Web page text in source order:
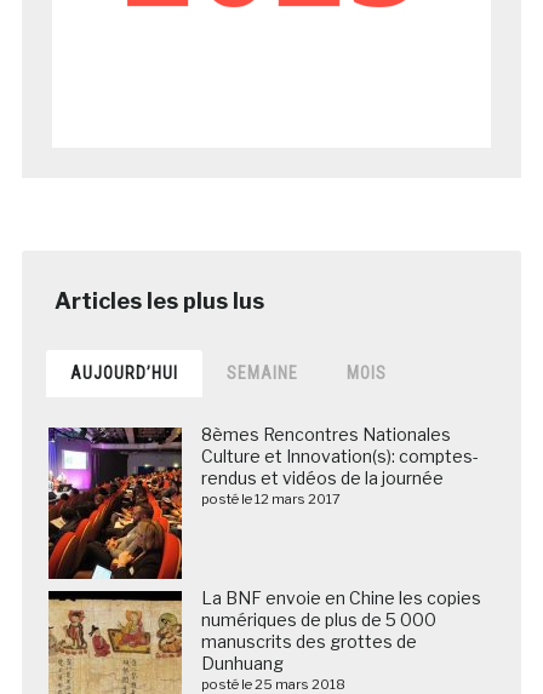
AUJOURD’HUI SEMAINE MOIS
8èmes Rencontres Nationales
Culture et Innovation(s): comptes-
rendus et vidéos de la journée
posté le 12 mars 2017
La BNF envoie en Chine les copies
numériques de plus de 5 000
manuscrits des grottes de
Dunhuang
posté le 25 mars 2018